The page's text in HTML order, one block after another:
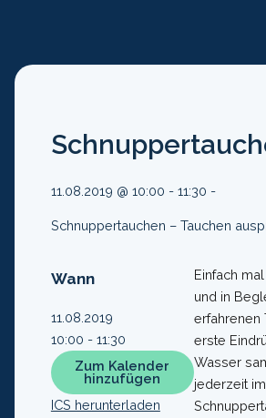
11.08.2019 @ 10:00 - 11:30 -
Schnuppertauchen – Tauchen
Wann
11.08.2019
10:00 - 11:30
Zum Kalender
hinzufügen
ICS herunterladen
Einfach
und in
erfahrenen
erste
Wasser
jederzeit